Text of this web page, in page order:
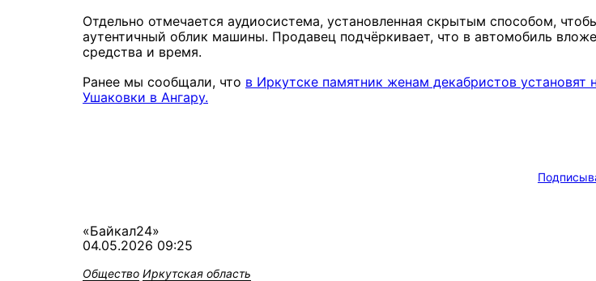
Отдельно отмечается аудиосистема, установленная скрытым способом,
аутентичный облик машины. Продавец подчёркивает, что в автомобиль
средства и время.
Ранее мы сообщали, что в Иркутске памятник женам декабристов установят
Ушаковки в Ангару.
«Байкал24»
04.05.2026 09:25
Общество Иркутская область